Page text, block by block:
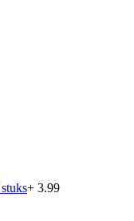
+ 3.99